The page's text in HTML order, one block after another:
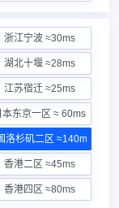
浙江宁波 ≈30ms
湖北十堰 ≈28ms
江苏宿迁 ≈25ms
本东京一区 ≈ 60ms
洛杉矶二区 ≈140ms
香港二区 ≈45ms
香港四区 ≈80ms